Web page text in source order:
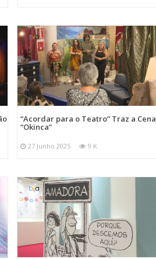
“Acordar para o Teatro” Traz a Cena
“Okinca”
27 Junho 2025 9 K